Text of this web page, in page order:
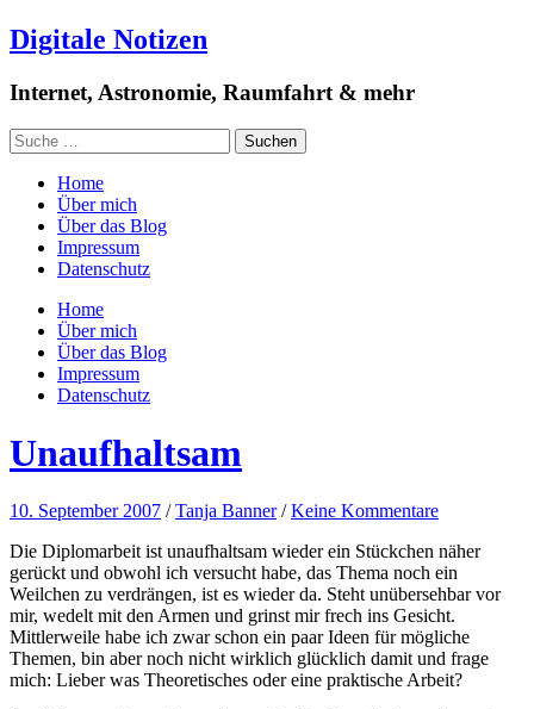
Digitale Notizen
Internet, Astronomie, Raumfahrt & mehr
Home
Über mich
Über das Blog
Impressum
Datenschutz
Home
Über mich
Über das Blog
Impressum
Datenschutz
Unaufhaltsam
10. September 2007 /Tanja Banner /Keine Kommentare
Die Diplomarbeit ist unaufhaltsam wieder ein Stückchen näher
gerückt und obwohl ich versucht habe, das Thema noch ein
Weilchen zu verdrängen, ist es wieder da. Steht unübersehbar vor
mir, wedelt mit den Armen und grinst mir frech ins Gesicht.
Mittlerweile habe ich zwar schon ein paar Ideen für mögliche
Themen, bin aber noch nicht wirklich glücklich damit und frage
mich: Lieber was Theoretisches oder eine praktische Arbeit?